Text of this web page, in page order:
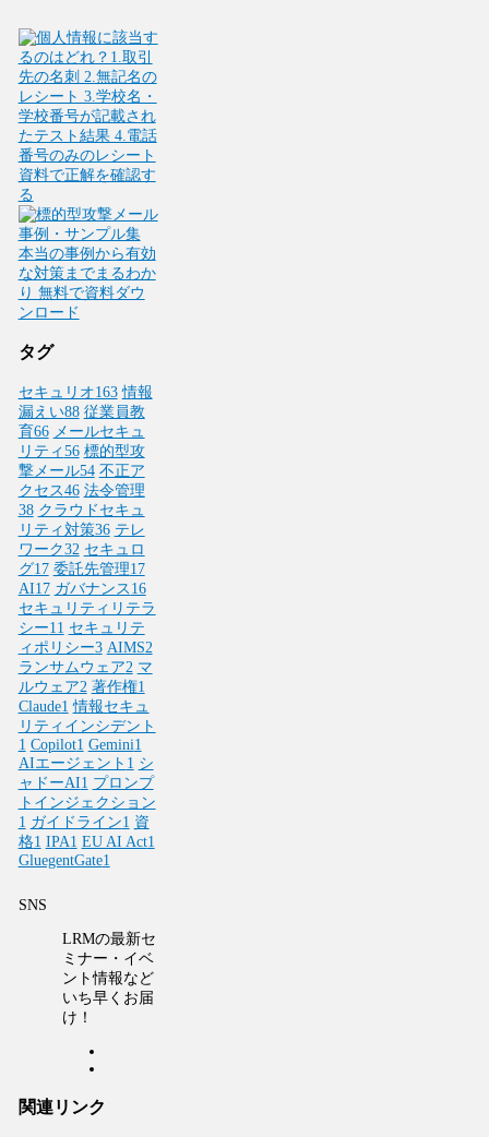
タグ
セキュリオ163 情報
漏えい88 従業員教
育66 メールセキュ
リティ 56 標的型攻
撃メール54 不正ア
クセス46 法令管理
38 クラウドセキュ
リティ対策36 テレ
ワーク32 セキュロ
グ17 委託先管理17
AI17 ガバナンス 16
セキュリティリテラ
シー11 セキュリテ
ィポリシー3 AIMS2
ランサムウェア2 マ
ルウェア2 著作権1
Claude1 情報セキュ
リティインシデント
1 Copilot1 Gemini1
AIエージェント 1 シ
ャドーAI1 プロンプ
トインジェクション
1 ガイドライン1 資
格1 IPA1 EU AI Act1
GluegentGate1
SNS
LRMの最新セ
ミナー・イベ
ント情報など
いち早くお届
け！
関連リンク